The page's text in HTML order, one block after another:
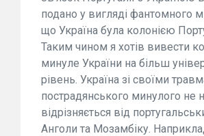
подано у вигляді фантомного
що Україна була колонією
Таким чином я хотів вивести
минуле України на більш
рівень. Україна зі своїми
пострадянського минулого не
відрізняється від
Анголи та Мозамбіку.